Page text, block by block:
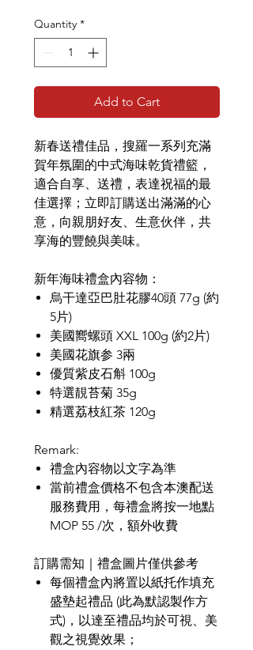
Quantity *
Add to Cart
新春送禮佳品，搜羅一系列充滿
賀年氛圍的中式海味乾貨禮籃，
適合自享、送禮，表達祝福的最
佳選擇；立即訂購送出滿滿的心
意，向親朋好友、生意伙伴，共
享海的豐饒與美味。
新年海味禮盒內容物：
烏干達亞巴肚花膠40頭 77g (約
5片)
美國嚮螺頭 XXL 100g (約2片)
美國花旗参 3兩
優質紫皮石斛 100g
特選靚苔菊 35g
精選荔枝紅茶 120g
Remark:
禮盒內容物以文字為準
當前禮盒價格不包含本澳配送
服務費用，每禮盒將按一地點
MOP 55 /次，額外收費
訂購需知｜禮盒圖片僅供參考
每個禮盒內將置以紙托作填充
盛墊起禮品 (此為默認製作方
式) ，以達至禮品均於可視、美
觀之視覺效果；